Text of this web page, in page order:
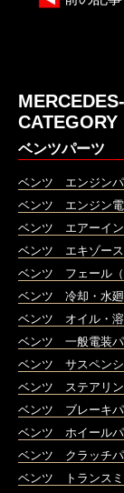
CATEGORY
ベンツパーツ
ベンツ エンジン
ベンツ エンジン電
ベンツ エアーイン
ベンツ エキゾース
ベンツ フェール（
ベンツ 冷却・水廻
ベンツ オイル・溶
ベンツ 一般電装
ベンツ サスペンシ
ベンツ ステアリン
ベンツ ブレーキ
ベンツ ホイール
ベンツ クラッチ
ベンツ トランスミ